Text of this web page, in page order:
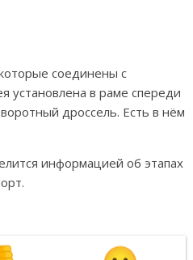
соединены с
установлена ​​в раме спереди
дроссель. Есть в нём
информацией об этапах